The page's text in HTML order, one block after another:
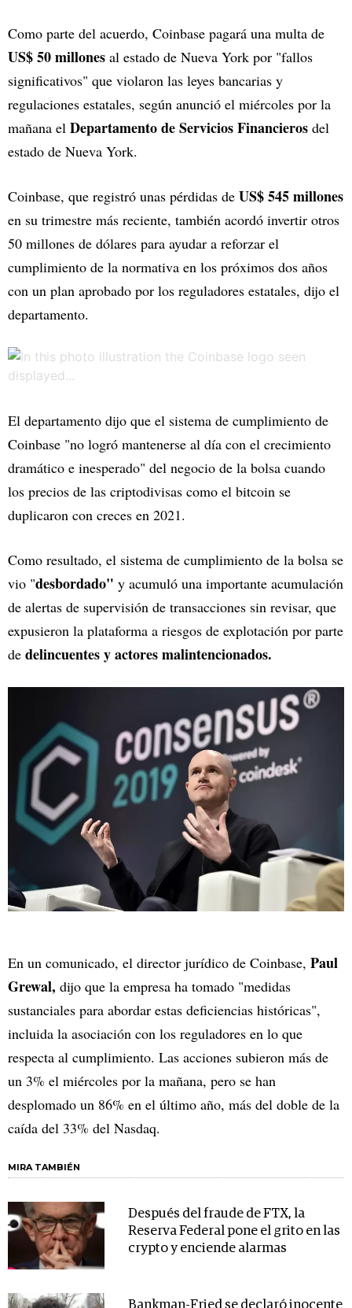
Como parte del acuerdo, Coinbase pagará una multa de
US$ 50 millones al estado de Nueva York por "fallos
significativos" que violaron las leyes bancarias y
regulaciones estatales, según anunció el miércoles por la
mañana el Departamento de Servicios Financieros del
estado de Nueva York.
Coinbase, que registró unas pérdidas de US$ 545 millones
en su trimestre más reciente, también acordó invertir otros
50 millones de dólares para ayudar a reforzar el
cumplimiento de la normativa en los próximos dos años
con un plan aprobado por los reguladores estatales, dijo el
departamento.
El departamento dijo que el sistema de cumplimiento de
Coinbase "no logró mantenerse al día con el crecimiento
dramático e inesperado" del negocio de la bolsa cuando
los precios de las criptodivisas como el bitcoin se
duplicaron con creces en 2021.
Como resultado, el sistema de cumplimiento de la bolsa se
vio "desbordado" y acumuló una importante acumulación
de alertas de supervisión de transacciones sin revisar, que
expusieron la plataforma a riesgos de explotación por parte
de delincuentes y actores malintencionados.
En un comunicado, el director jurídico de Coinbase, Paul
Grewal, dijo que la empresa ha tomado "medidas
sustanciales para abordar estas deficiencias históricas",
incluida la asociación con los reguladores en lo que
respecta al cumplimiento. Las acciones subieron más de
un 3% el miércoles por la mañana, pero se han
desplomado un 86% en el último año, más del doble de la
caída del 33% del Nasdaq.
MIRA TAMBIÉN
Después del fraude de FTX, la
Reserva Federal pone el grito en las
crypto y enciende alarmas
Bankman-Fried se declaró inocente